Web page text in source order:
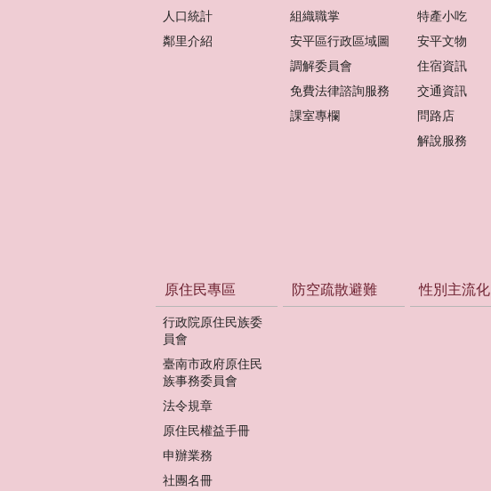
人口統計
鄰里介紹
組織職掌
安平區行政區域圖
調解委員會
免費法律諮詢服務
課室專欄
特產小吃
安平文物
住宿資訊
交通資訊
問路店
解說服務
原住民專區
行政院原住民族委
員會
臺南市政府原住民
族事務委員會
法令規章
原住民權益手冊
申辦業務
社團名冊
防空疏散避難 性別主流化